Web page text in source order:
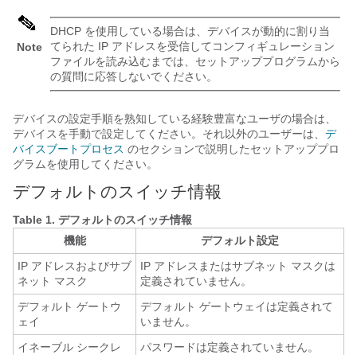
Note
DHCP を使用している場合は、デバイスが動的に割り当
てられた IP アドレスを受信してコンフィギュレーション
ファイルを読み込むまでは、セットアッププログラムから
の質問に応答しないでください。
デバイスの設定手順を熟知している経験豊富なユーザの場合は、
デバイスを手動で設定してください。それ以外のユーザーは、 デ
バイスブートプロセス のセクションで説明したセットアッププロ
グラムを使用してください。
デフォルトのスイッチ情報
Table 1. デフォルトのスイッチ情報
機能
デフォルト設定
IP アドレスおよびサブ
ネット マスク
IP アドレスまたはサブネット マスクは
定義されていません。
デフォルト ゲートウ
ェイ
デフォルト ゲートウェイは定義されて
いません。
イネーブル シークレ
パスワードは定義されていません。